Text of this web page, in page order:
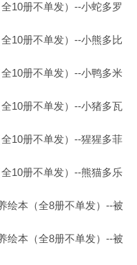
10册不单发）--小蛇多罗
10册不单发）--小熊多比
10册不单发）--小鸭多米
10册不单发）--小猪多瓦
10册不单发）--猩猩多菲
10册不单发）--熊猫多乐
绘本（全8册不单发）--被
绘本（全8册不单发）--被